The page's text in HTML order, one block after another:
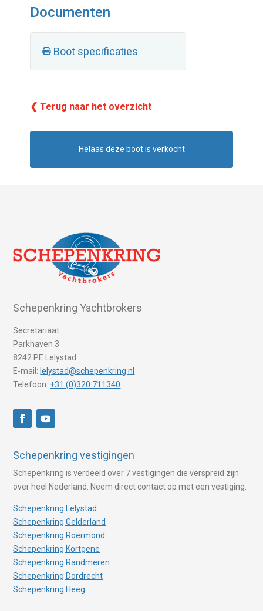
Documenten
Boot specificaties
❮ Terug naar het overzicht
Helaas deze boot is verkocht
Schepenkring Yachtbrokers
Secretariaat
Parkhaven 3
8242 PE Lelystad
E-mail: lelystad@schepenkring.nl
Telefoon: +31 (0)320 711340
Schepenkring vestigingen
Schepenkring is verdeeld over 7 vestigingen die verspreid zijn
over heel Nederland. Neem direct contact op met een vestiging.
Schepenkring Lelystad
Schepenkring Gelderland
Schepenkring Roermond
Schepenkring Kortgene
Schepenkring Randmeren
Schepenkring Dordrecht
Schepenkring Heeg